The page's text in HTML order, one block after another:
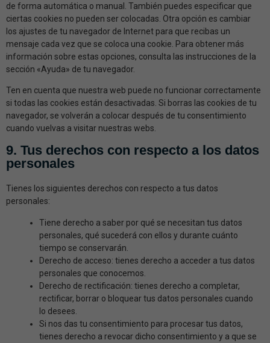
de forma automática o manual. También puedes especificar que
ciertas cookies no pueden ser colocadas. Otra opción es cambiar
los ajustes de tu navegador de Internet para que recibas un
mensaje cada vez que se coloca una cookie. Para obtener más
información sobre estas opciones, consulta las instrucciones de la
sección «Ayuda» de tu navegador.
Ten en cuenta que nuestra web puede no funcionar correctamente
si todas las cookies están desactivadas. Si borras las cookies de tu
navegador, se volverán a colocar después de tu consentimiento
cuando vuelvas a visitar nuestras webs.
9. Tus derechos con respecto a los datos
personales
Tienes los siguientes derechos con respecto a tus datos
personales:
Tiene derecho a saber por qué se necesitan tus datos
personales, qué sucederá con ellos y durante cuánto
tiempo se conservarán.
Derecho de acceso: tienes derecho a acceder a tus datos
personales que conocemos.
Derecho de rectificación: tienes derecho a completar,
rectificar, borrar o bloquear tus datos personales cuando
lo desees.
Si nos das tu consentimiento para procesar tus datos,
tienes derecho a revocar dicho consentimiento y a que se